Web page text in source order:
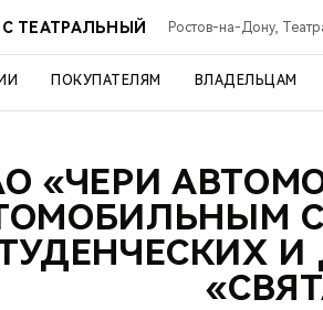
ТЕАТРАЛЬНЫЙ Ростов-на-Дону,
ПОКУПАТЕЛЯМ ВЛАДЕЛЬЦАМ
«ЧЕРИ